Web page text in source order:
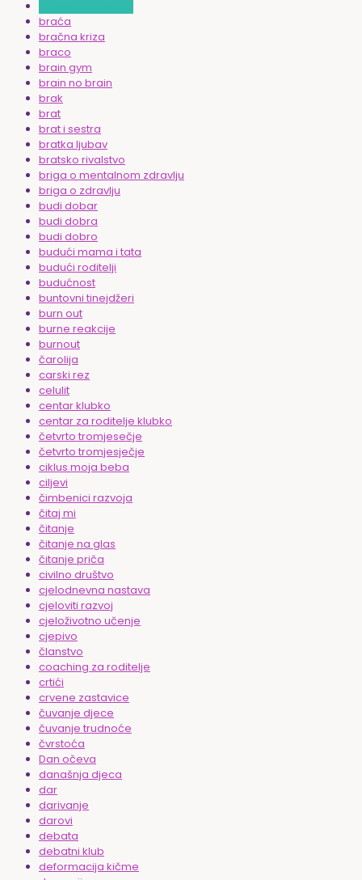
braća
bračna kriza
braco
brain gym
brain no brain
brak
brat
brat i sestra
bratka ljubav
bratsko rivalstvo
briga o mentalnom zdravlju
briga o zdravlju
budi dobar
budi dobra
budi dobro
budući mama i tata
budući roditelji
budućnost
buntovni tinejdžeri
burn out
burne reakcije
burnout
čarolija
carski rez
celulit
centar klubko
centar za roditelje klubko
četvrto tromjesečje
četvrto tromjesječje
ciklus moja beba
ciljevi
čimbenici razvoja
čitaj mi
čitanje
čitanje na glas
čitanje priča
civilno društvo
cjelodnevna nastava
cjeloviti razvoj
cjeloživotno učenje
cjepivo
članstvo
coaching za roditelje
crtići
crvene zastavice
čuvanje djece
čuvanje trudnoće
čvrstoća
Dan očeva
današnja djeca
dar
darivanje
darovi
debata
debatni klub
deformacija kičme